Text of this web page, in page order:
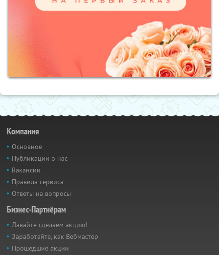
Компания
Основное
Публикации о нас
Вакансии
Правила сервиса
Ответы на вопросы
Бизнес-Партнёрам
Давайте сделаем акцию!
Заработайте, как Вебмастер
Прошедшие акции